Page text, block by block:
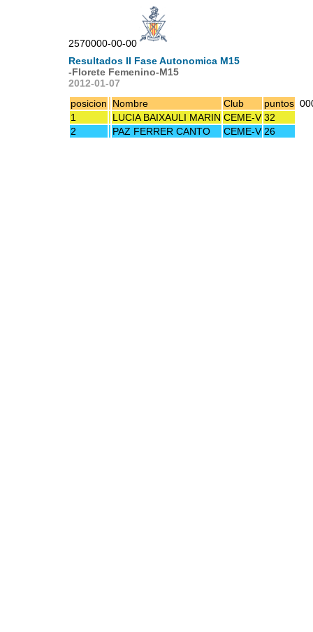
2570000-00-00
Resultados II Fase Autonomica M15
-Florete Femenino-M15
2012-01-07
posicion
Nombre Club puntos
1
LUCIA BAIXAULI MARIN CEME-V 32
2
PAZ FERRER CANTO CEME-V 26